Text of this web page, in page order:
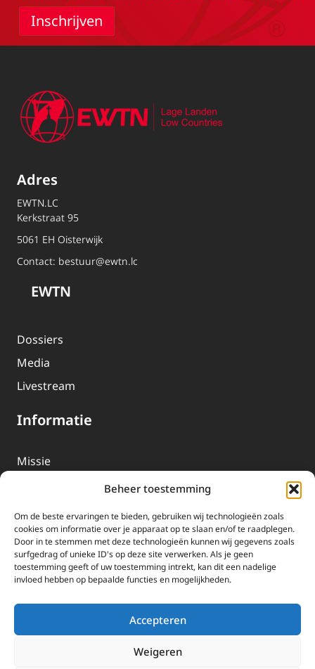
Beheer toestemming
Om de beste ervaringen te bieden, gebruiken wij technologieën zoals
cookies om informatie over je apparaat op te slaan en/of te raadplegen.
Door in te stemmen met deze technologieën kunnen wij gegevens zoals
surfgedrag of unieke ID's op deze site verwerken. Als je geen
toestemming geeft of uw toestemming intrekt, kan dit een nadelige
invloed hebben op bepaalde functies en mogelijkheden.
Accepteren
Weigeren
Adres
EWTN.LC
Kerkstraat 95
5061 EH Oisterwijk
Contact: bestuur@ewtn.lc
EWTN
Dossiers
Media
Livestream
Informatie
Missie
EWTN-Team
Organisatiegegevens
Doneren
EWTN wordt uitsluitend gefinancierd door uw donaties.
Wij ontvangen bewust geen advertentie-inkomsten of